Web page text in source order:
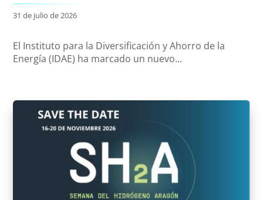
31 de julio de 2026
El Instituto para la Diversificación y Ahorro de la
Energía (IDAE) ha marcado un nuevo...